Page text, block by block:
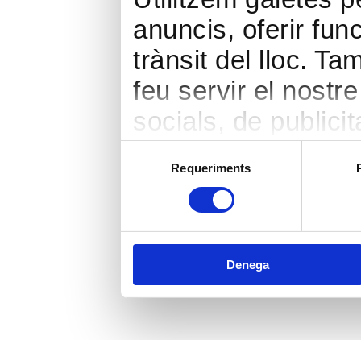
anuncis, oferir
trànsit del lloc.
feu servir el
socials, de
hàgiu
heu fet dels seus
consentiment
Requeriments
Denega